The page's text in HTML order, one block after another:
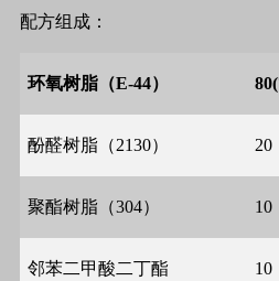
配方组成：
环氧树脂（E-44）
酚醛树脂（2130） 20
聚酯树脂（304） 10
邻苯二甲酸二丁酯 10